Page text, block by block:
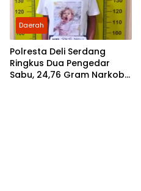
Daerah
Polresta Deli Serdang
Ringkus Dua Pengedar
Sabu, 24,76 Gram Narkoba